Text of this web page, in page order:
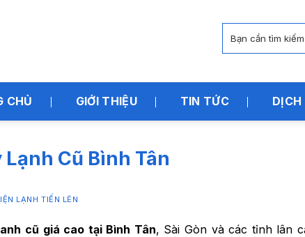
kiếm:
CHỦ GIỚI THIỆU TIN TỨC DỊCH
Cũ Bình Tân
LẠNH TIẾN LÊN
cũ giá cao tại Bình Tân, Sài Gòn và các tỉnh lân